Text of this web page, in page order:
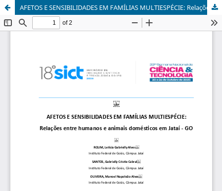
AFETOS E SENSIBILIDADES EM FAMÍLIAS MULTIESPÉCIE: Relações entre humanos e animais domésticos em Jataí - GO